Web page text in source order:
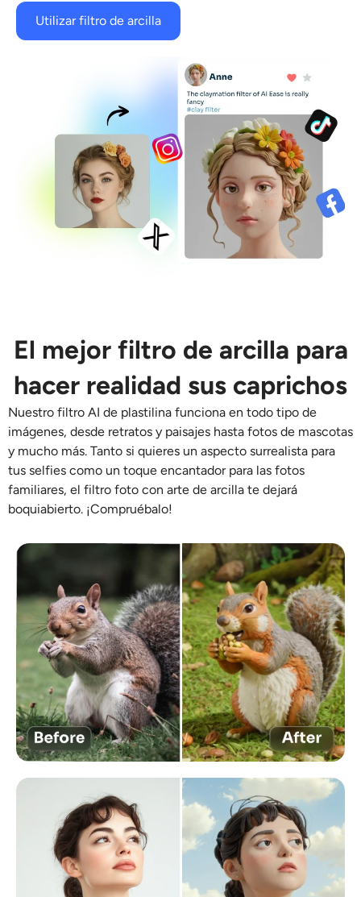
Utilizar filtro de arcilla
El mejor filtro de arcilla para
hacer realidad sus caprichos
Nuestro filtro AI de plastilina funciona en todo tipo de
imágenes, desde retratos y paisajes hasta fotos de mascotas
y mucho más. Tanto si quieres un aspecto surrealista para
tus selfies como un toque encantador para las fotos
familiares, el filtro foto con arte de arcilla te dejará
boquiabierto. ¡Compruébalo!